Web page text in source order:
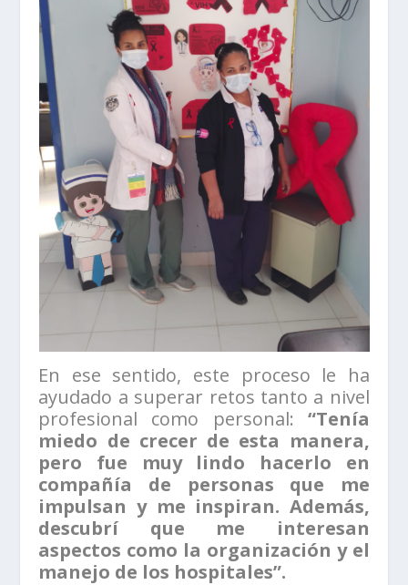
En ese sentido, este proceso le ha
ayudado a superar retos tanto a nivel
profesional como personal: “Tenía
miedo de crecer de esta manera,
pero fue muy lindo hacerlo en
compañía de personas que me
impulsan y me inspiran. Además,
descubrí que me interesan
aspectos como la organización y el
manejo de los hospitales”.